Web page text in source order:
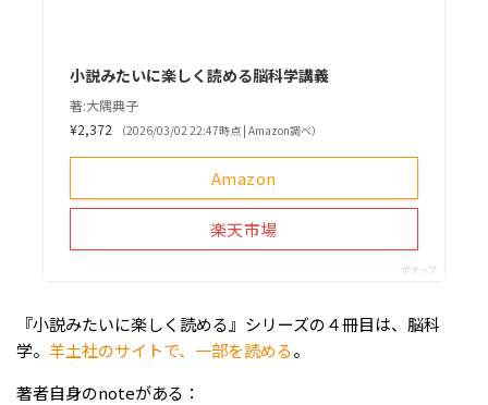
小説みたいに楽しく読める脳科学講義
著:大隅典子
¥2,372
（2026/03/02 22:47時点 | Amazon調べ）
Amazon
楽天市場
ポチップ
『小説みたいに楽しく読める』シリーズの４冊目は、脳科
学。 羊土社のサイトで、一部を読める。
著者自身のnoteがある：